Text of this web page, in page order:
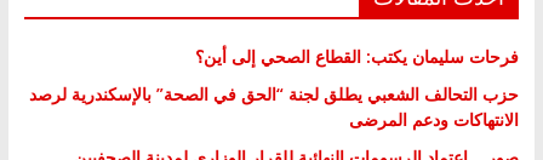
فرحات سليمان يكتب: القطاع الصحي إلى أين؟
حزب التحالف الشعبي يطلق لجنة “الحق في الصحة” بالإسكندرية لرصد
الانتهاكات ودعم المرضى